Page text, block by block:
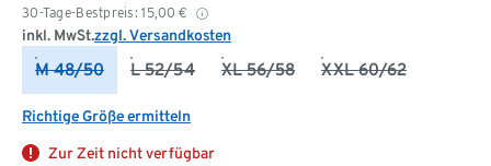
30-Tage-Bestpreis: 15,00 €
inkl. MwSt.zzgl. Versandkosten
M 48/50 L 52/54 XL 56/58 XXL 60/62
Richtige Größe ermitteln
Zur Zeit nicht verfügbar